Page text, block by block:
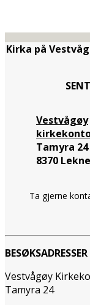
Kirka på
Vestvågøy
Tamyra 24
8370
Ta gjerne
Vestvågøy
Tamyra 24